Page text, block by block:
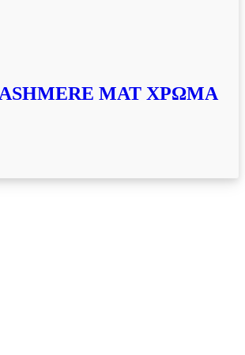
ΜΑΤ ΧΡΩΜΑ